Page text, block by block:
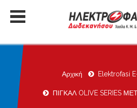
Αρχική Elektrofasi
ΠΙΓΚΑΛ OLIVE SERIES